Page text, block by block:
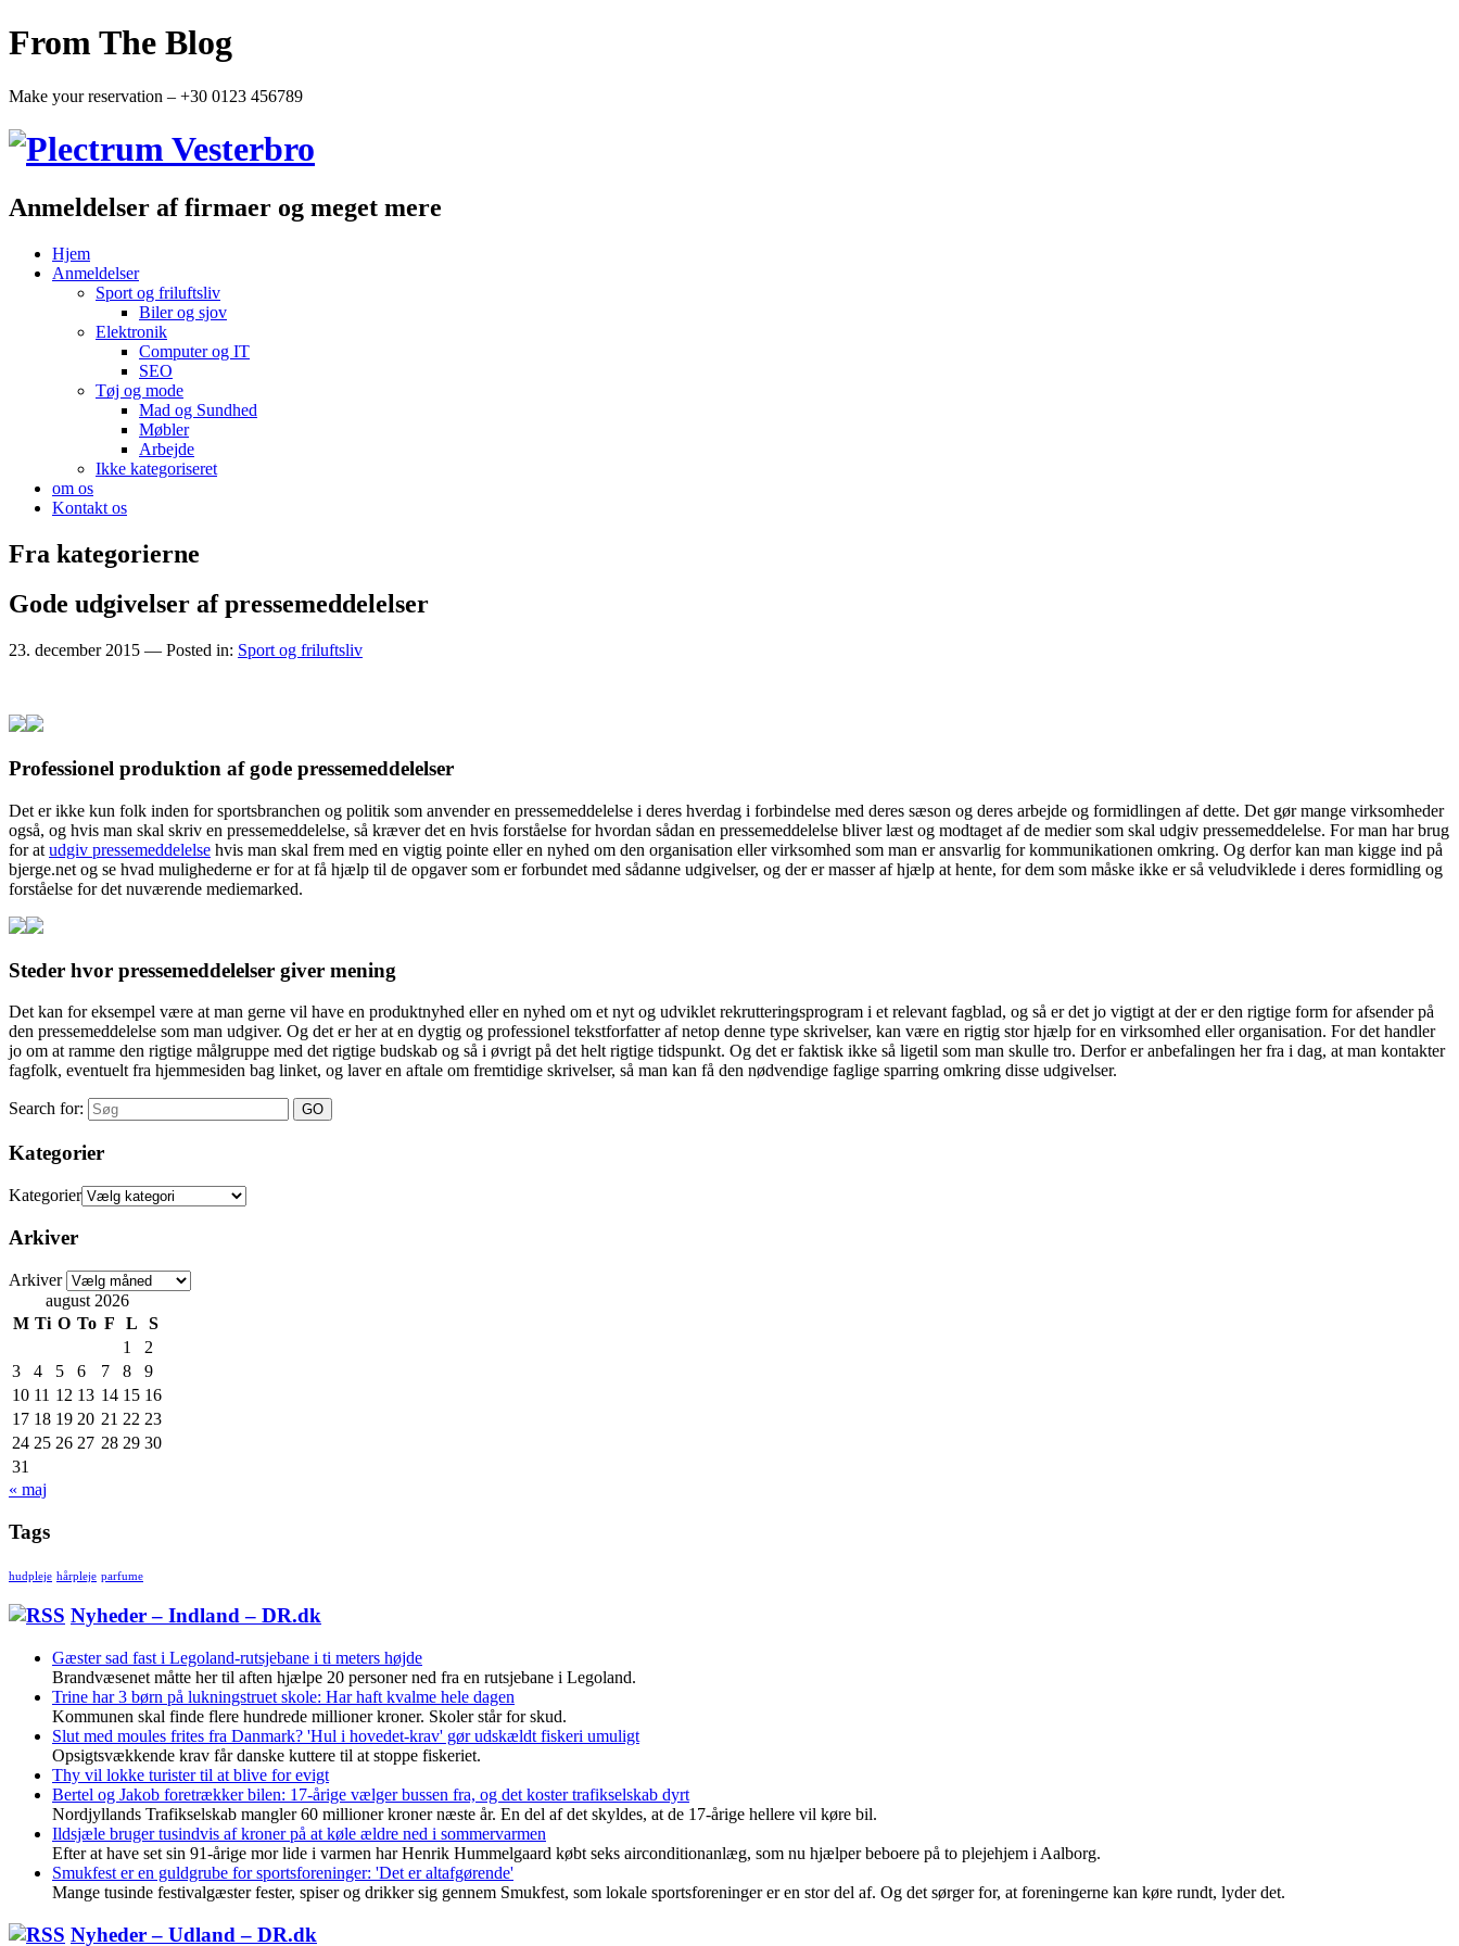
From The Blog
Make your reservation – +30 0123 456789
Anmeldelser af firmaer og meget mere
Hjem
Anmeldelser
Sport og friluftsliv
Biler og sjov
Elektronik
Computer og IT
SEO
Tøj og mode
Mad og Sundhed
Møbler
Arbejde
Ikke kategoriseret
om os
Kontakt os
Fra kategorierne
Gode udgivelser af pressemeddelelser
23. december 2015 — Posted in: Sport og friluftsliv
Professionel produktion af gode pressemeddelelser
Det er ikke kun folk inden for sportsbranchen og politik som anvender en pressemeddelelse i deres hverdag i forbindelse med deres sæson og deres arbejde og formidlingen af dette. Det gør mange virksomheder
også, og hvis man skal skriv en pressemeddelelse, så kræver det en hvis forståelse for hvordan sådan en pressemeddelelse bliver læst og modtaget af de medier som skal udgiv pressemeddelelse. For man har brug
for at udgiv pressemeddelelse hvis man skal frem med en vigtig pointe eller en nyhed om den organisation eller virksomhed som man er ansvarlig for kommunikationen omkring. Og derfor kan man kigge ind på
bjerge.net og se hvad mulighederne er for at få hjælp til de opgaver som er forbundet med sådanne udgivelser, og der er masser af hjælp at hente, for dem som måske ikke er så veludviklede i deres formidling og
forståelse for det nuværende mediemarked.
Steder hvor pressemeddelelser giver mening
Det kan for eksempel være at man gerne vil have en produktnyhed eller en nyhed om et nyt og udviklet rekrutteringsprogram i et relevant fagblad, og så er det jo vigtigt at der er den rigtige form for afsender på
den pressemeddelelse som man udgiver. Og det er her at en dygtig og professionel tekstforfatter af netop denne type skrivelser, kan være en rigtig stor hjælp for en virksomhed eller organisation. For det handler
jo om at ramme den rigtige målgruppe med det rigtige budskab og så i øvrigt på det helt rigtige tidspunkt. Og det er faktisk ikke så ligetil som man skulle tro. Derfor er anbefalingen her fra i dag, at man kontakter
fagfolk, eventuelt fra hjemmesiden bag linket, og laver en aftale om fremtidige skrivelser, så man kan få den nødvendige faglige sparring omkring disse udgivelser.
Search for:
Kategorier
Kategorier
Arkiver
Arkiver
august 2026
M Ti O To F L
S
1
2
3
4 5 6 7 8
9
10 11 12 13 14 15 16
17 18 19 20 21 22 23
24 25 26 27 28 29 30
31
« maj
Tags
hudpleje hårpleje parfume
Nyheder – Indland – DR.dk
Gæster sad fast i Legoland-rutsjebane i ti meters højde
Brandvæsenet måtte her til aften hjælpe 20 personer ned fra en rutsjebane i Legoland.
Trine har 3 børn på lukningstruet skole: Har haft kvalme hele dagen
Kommunen skal finde flere hundrede millioner kroner. Skoler står for skud.
Slut med moules frites fra Danmark? 'Hul i hovedet-krav' gør udskældt fiskeri umuligt
Opsigtsvækkende krav får danske kuttere til at stoppe fiskeriet.
Thy vil lokke turister til at blive for evigt
Bertel og Jakob foretrækker bilen: 17-årige vælger bussen fra, og det koster trafikselskab dyrt
Nordjyllands Trafikselskab mangler 60 millioner kroner næste år. En del af det skyldes, at de 17-årige hellere vil køre bil.
Ildsjæle bruger tusindvis af kroner på at køle ældre ned i sommervarmen
Efter at have set sin 91-årige mor lide i varmen har Henrik Hummelgaard købt seks airconditionanlæg, som nu hjælper beboere på to plejehjem i Aalborg.
Smukfest er en guldgrube for sportsforeninger: 'Det er altafgørende'
Mange tusinde festivalgæster fester, spiser og drikker sig gennem Smukfest, som lokale sportsforeninger er en stor del af. Og det sørger for, at foreningerne kan køre rundt, lyder det.
Nyheder – Udland – DR.dk